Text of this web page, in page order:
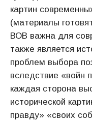
картин
(материалы
ВОВ важна для
также является
проблем выбора
вследствие «войн
каждая сторона
исторической
правду» «своих